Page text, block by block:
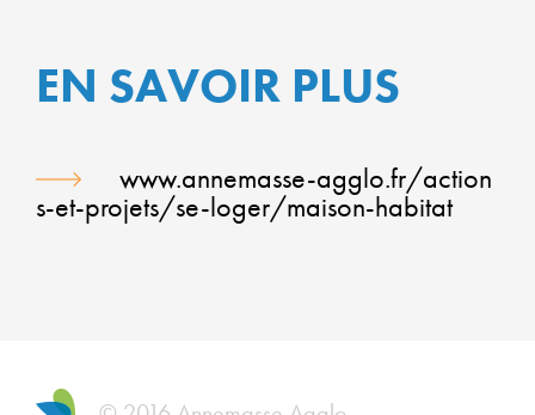
EN SAVOIR PLUS
www.annemasse-agglo.fr/action
s-et-projets/se-loger/maison-habitat